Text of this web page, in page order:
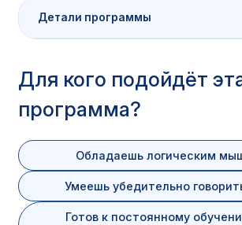
Детали программы
Код специальности
Наименование
специальности
Уровень образования
Для кого подойдёт
программа?
Обладаешь логическим
Умеешь убедительно
Готов к постоянному